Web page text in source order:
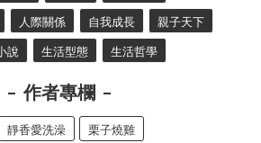
人際關係 自我成長 親子天下
說 生活型態 生活哲學
作者專欄
靜香愛洗澡 栗子燒雞